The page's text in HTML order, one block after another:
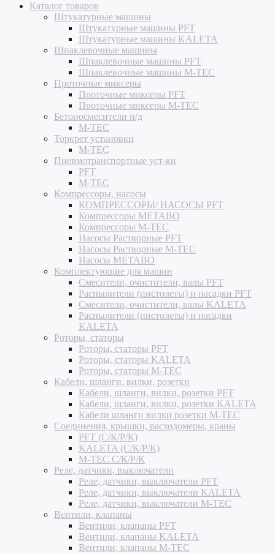
Каталог товаров
Штукатурные машины
Штукатурные машины PFT
Штукатурные машины KALETA
Шпаклевочные машины
Шпаклевочные машины PFT
Шпаклевочные машины M-TEC
Проточные миксеры
Проточные миксеры PFT
Проточные миксеры M-TEC
Бетоносмесители п/д
M-TEC
Торкрет установки
M-TEC
Пневмотранспортные уст-ки
PFT
M-TEC
Компрессоры, насосы
КОМПРЕССОРЫ/ НАСОСЫ PFT
Компрессоры METABO
Компрессоры M-TEC
Насосы Растворные PFT
Насосы Растворные M-TEC
Насосы METABO
Комплектующие для машин
Смесители, очистители, валы PFT
Распылители (пистолеты) и насадки PFT
Смесители, очистители, валы KALETA
Распылители (пистолеты) и насадки
KALETA
Роторы, статоры
Роторы, статоры PFT
Роторы, статоры KALETA
Роторы, статоры M-TEC
Кабели, шланги, вилки, розетки
Кабели, шланги, вилки, розетки PFT
Кабели, шланги, вилки, розетки KALETA
Кабели шланги вилки розетки M-TEC
Соединения, крышки, расходомеры, краны
PFT (С/К/Р/К)
KALETA (С/К/Р/К)
M-TEC С/К/Р/К
Реле, датчики, выключатели
Реле, датчики, выключатели PFT
Реле, датчики, выключатели KALETA
Реле, датчики, выключатели M-TEC
Вентили, клапаны
Вентили, клапаны PFT
Вентили, клапаны KALETA
Вентили, клапаны M-TEC